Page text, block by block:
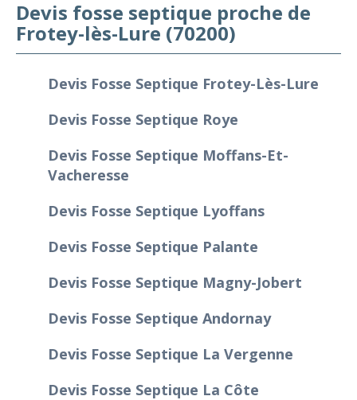
Devis fosse septique proche de
Frotey-lès-Lure (70200)
Devis Fosse Septique Frotey-Lès-Lure
Devis Fosse Septique Roye
Devis Fosse Septique Moffans-Et-
Vacheresse
Devis Fosse Septique Lyoffans
Devis Fosse Septique Palante
Devis Fosse Septique Magny-Jobert
Devis Fosse Septique Andornay
Devis Fosse Septique La Vergenne
Devis Fosse Septique La Côte